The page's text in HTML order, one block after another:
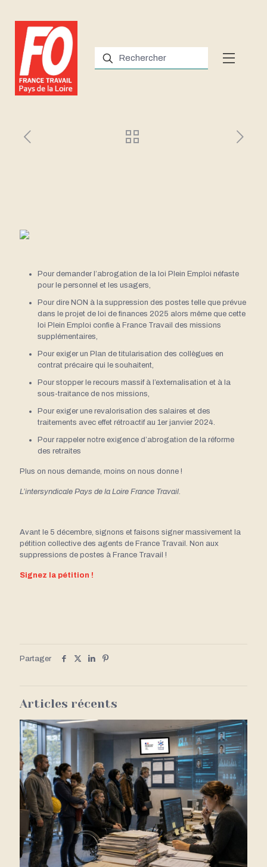
Pour demander l’abrogation de la loi Plein Emploi néfaste
pour le personnel et les usagers,
Pour dire NON à la suppression des postes telle que prévue
dans le projet de loi de finances 2025 alors même que cette
loi Plein Emploi confie à France Travail des missions
supplémentaires,
Pour exiger un Plan de titularisation des collègues en
contrat précaire qui le souhaitent,
Pour stopper le recours massif à l’externalisation et à la
sous-traitance de nos missions,
Pour exiger une revalorisation des salaires et des
traitements avec effet rétroactif au 1er janvier 2024.
Pour rappeler notre exigence d’abrogation de la réforme
des retraites
Plus on nous demande, moins on nous donne !
L’intersyndicale Pays de la Loire France Travail.
Avant le 5 décembre, signons et faisons signer massivement la
pétition collective des agents de France Travail. Non aux
suppressions de postes à France Travail !
Signez la pétition !
Partager
Articles récents